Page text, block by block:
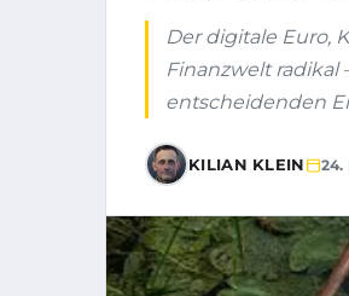
Der digitale Euro,
Finanzwelt radikal
entscheidenden
KILIAN KLEIN 24.